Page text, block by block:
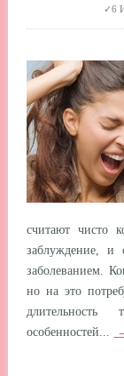
6
считают чисто
заблуждение, и
заболеванием.
но на это
особенностей...